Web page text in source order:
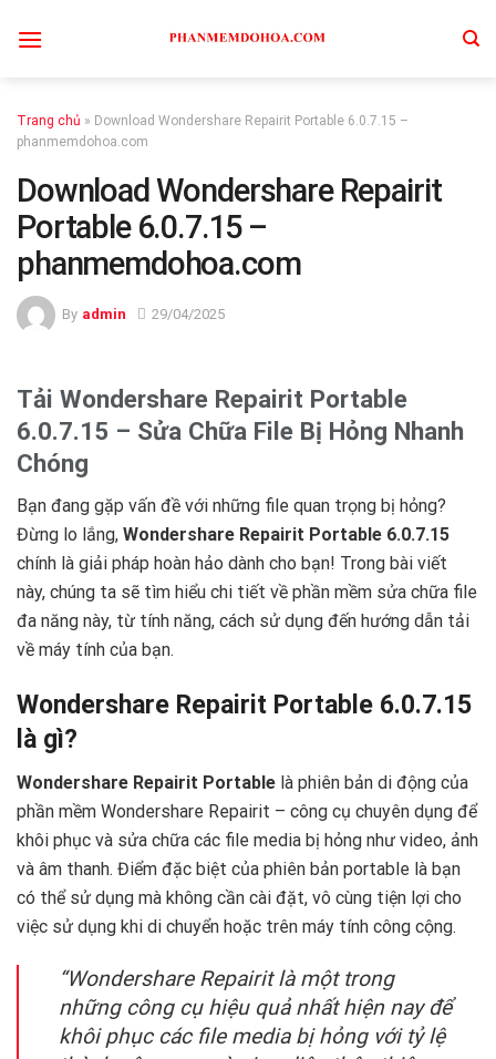
Trang chủ » Download Wondershare Repairit Portable 6.0.7.15 –
phanmemdohoa.com
Download Wondershare Repairit
Portable 6.0.7.15 –
phanmemdohoa.com
By admin 29/04/2025
Tải Wondershare Repairit Portable
6.0.7.15 – Sửa Chữa File Bị Hỏng Nhanh
Chóng ️
Bạn đang gặp vấn đề với những file quan trọng bị hỏng?
Đừng lo lắng, Wondershare Repairit Portable 6.0.7.15
chính là giải pháp hoàn hảo dành cho bạn! Trong bài viết
này, chúng ta sẽ tìm hiểu chi tiết về phần mềm sửa chữa file
đa năng này, từ tính năng, cách sử dụng đến hướng dẫn tải
về máy tính của bạn. ‍
Wondershare Repairit Portable 6.0.7.15
là gì?
Wondershare Repairit Portable là phiên bản di động của
phần mềm Wondershare Repairit – công cụ chuyên dụng để
khôi phục và sửa chữa các file media bị hỏng như video, ảnh
và âm thanh. Điểm đặc biệt của phiên bản portable là bạn
có thể sử dụng mà không cần cài đặt, vô cùng tiện lợi cho
việc sử dụng khi di chuyển hoặc trên máy tính công cộng.
“Wondershare Repairit là một trong
những công cụ hiệu quả nhất hiện nay để
khôi phục các file media bị hỏng với tỷ lệ